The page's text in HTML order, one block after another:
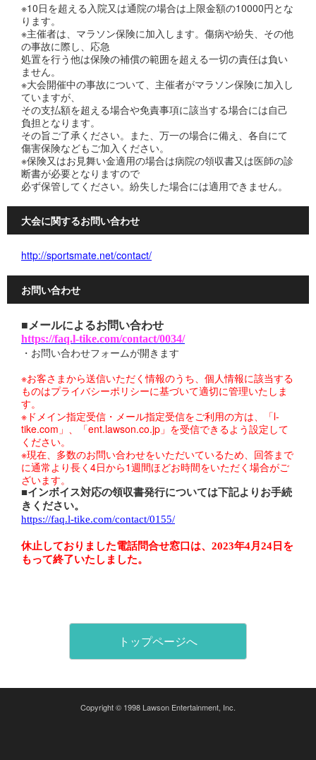
※10日を超える入院又は通院の場合は上限金額の10000円とな
ります。
※主催者は、マラソン保険に加入します。傷病や紛失、その他
の事故に際し、応急
処置を行う他は保険の補償の範囲を超える一切の責任は負い
ません。
※大会開催中の事故について、主催者がマラソン保険に加入し
ていますが、
その支払額を超える場合や免責事項に該当する場合には自己
負担となります。
その旨ご了承ください。また、万一の場合に備え、各自にて
傷害保険などもご加入ください。
※保険又はお見舞い金適用の場合は病院の領収書又は医師の診
断書が必要となりますので
必ず保管してください。紛失した場合には適用できません。
大会に関するお問い合わせ
http://sportsmate.net/contact/
お問い合わせ
■メールによるお問い合わせ
https://faq.l-tike.com/contact/0034/
・お問い合わせフォームが開きます
※お客さまから送信いただく情報のうち、個人情報に該当する
ものはプライバシーポリシーに基づいて適切に管理いたしま
す。
※ドメイン指定受信・メール指定受信をご利用の方は、「l-
tike.com」、「ent.lawson.co.jp」を受信できるよう設定して
ください。
※現在、多数のお問い合わせをいただいているため、回答まで
に通常より長く4日から1週間ほどお時間をいただく場合がご
ざいます。
■インボイス対応の領収書発行については下記よりお手続
きください。
https://faq.l-tike.com/contact/0155/
休止しておりました電話問合せ窓口は、2023年4月24日を
もって終了いたしました。
トップページへ
Copyright © 1998 Lawson Entertainment, Inc.